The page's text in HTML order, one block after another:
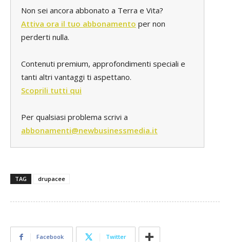
Non sei ancora abbonato a Terra e Vita?
Attiva ora il tuo abbonamento per non
perderti nulla.
Contenuti premium, approfondimenti speciali e
tanti altri vantaggi ti aspettano.
Scoprili tutti qui
Per qualsiasi problema scrivi a
abbonamenti@newbusinessmedia.it
TAG drupacee
Facebook Twitter